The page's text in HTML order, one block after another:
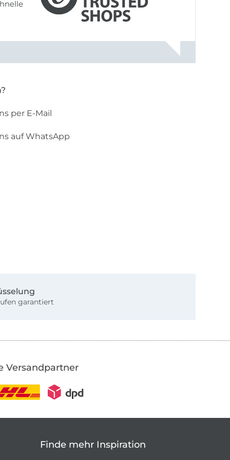
per E-Mail
auf WhatsApp
garantiert
Versandpartner
Finde mehr Inspiration